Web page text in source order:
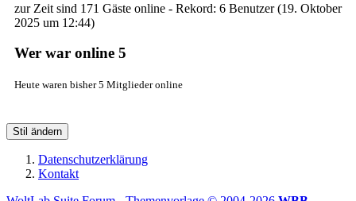
zur Zeit sind 171 Gäste online - Rekord: 6 Benutzer (19. Oktober
2025 um 12:44)
Wer war online 5
Heute waren bisher 5 Mitglieder online
Stil ändern
Datenschutzerklärung
Kontakt